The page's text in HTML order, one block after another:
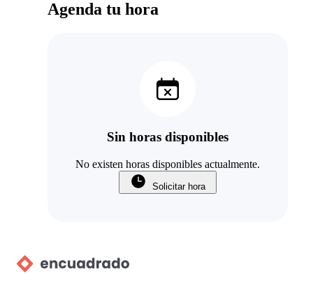
Agenda tu hora
Sin horas disponibles
No existen horas disponibles actualmente.
Solicitar hora